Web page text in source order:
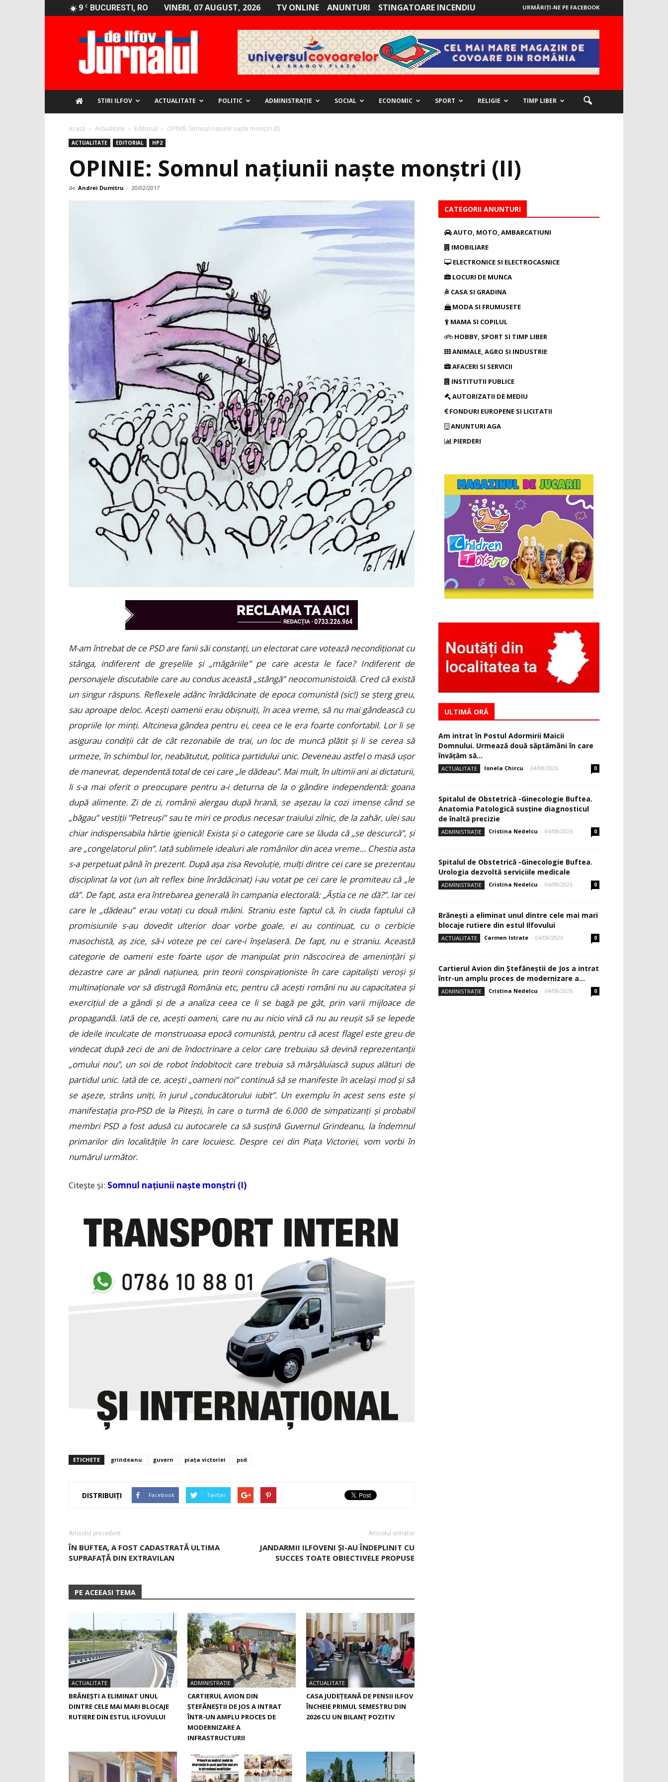
9 C BUCURESTI, RO VINERI, 07 AUGUST, 2026 TV ONLINE ANUNTURI STINGATOARE INCENDIU URMĂRIȚI-NE PE FACEBOOK
STIRI ILFOV ACTUALITATE POLITIC ADMINISTRAȚIE SOCIAL ECONOMIC SPORT RELIGIE TIMP LIBER
Acasă Actualitate Editorial OPINIE: Somnul națiunii naște monștri (II)
ACTUALITATE EDITORIAL HP2
OPINIE: Somnul națiunii naște monștri (II)
de Andrei Dumitru - 20/02/2017
M-am întrebat de ce PSD are fanii săi constanți, un electorat care votează necondiționat cu
stânga, indiferent de greșelile și „măgăriile” pe care acesta le face? Indiferent de
personajele discutabile care au condus această „stângă” neocomunistoidă. Cred că există
un singur răspuns. Reflexele adânc înrădăcinate de epoca comunistă (sic!) se șterg greu,
sau aproape deloc. Acești oamenii erau obișnuiți, în acea vreme, să nu mai gândească cu
propriile lor minți. Altcineva gândea pentru ei, ceea ce le era foarte confortabil. Lor li se
asigurau condiții cât de cât rezonabile de trai, un loc de muncă plătit și li se cerea să
urmeze, în schimbul lor, neabătutut, politica partidului unic. Deveneau astfel o masă ușor
de manevrat, dependentă total de cei care „le dădeau”. Mai mult, în ultimii ani ai dictaturii,
li s-a mai oferit o preocupare pentru a-i deturna de la o gândire independentă: goana
după alimente. Zi de zi, românii alergau după hrană, se așezau la cozi imense când se
„băgau” vestiții ”Petreuși” sau te miri ce produs necesar traiului zilnic, de la zahăr, ulei sau
chiar indispensabila hârtie igienică! Exista și o categorie care se lăuda că „se descurcă”, și
are „congelatorul plin”. Iată sublimele idealuri ale românilor din acea vreme… Chestia asta
s-a perpetuat până în prezent. După așa zisa Revoluție, mulți dintre cei care se prezentau
disciplinat la vot (un alt reflex bine înrădăcinat) i-au votat pe cei care le promiteau că „le
dă”. De fapt, asta era întrebarea generală în campania electorală: „Ăștia ce ne dă?”. Iar cei
care le „dădeau” erau votați cu două mâini. Straniu este faptul că, în ciuda faptului că
promisiunile s-au dovedit ulterior doar vorbe goale, ei au continuat, cu o cerbicie
masochistă, aș zice, să-i voteze pe cei care-i înșelaseră. De fapt, nu e straniu. Această
categorie de oameni este foarte ușor de manipulat prin născocirea de amenințări și
dezastre care ar pândi națiunea, prin teorii conspiraționiste în care capitaliști veroși și
multinaționale vor să distrugă România etc, pentru că acești români nu au capacitatea și
exercițiul de a gândi și de a analiza ceea ce li se bagă pe gât, prin varii mijloace de
propagandă. Iată de ce, acești oameni, care nu au nicio vină că nu au reușit să se lepede
de ideile inculcate de monstruoasa epocă comunistă, pentru că acest flagel este greu de
vindecat după zeci de ani de îndoctrinare a celor care trebuiau să devină reprezentanții
„omului nou”, un soi de robot îndobitocit care trebuia să mărșăluiască supus alături de
partidul unic. Iată de ce, acești „oameni noi” continuă să se manifeste în același mod și să
se așeze, strâns uniți, în jurul „conducătorului iubit”. Un exemplu în acest sens este și
manifestația pro-PSD de la Pitești, în care o turmă de 6.000 de simpatizanți și probabil
membri PSD a fost adusă cu autocarele ca să susțină Guvernul Grindeanu, la îndemnul
primarilor din localitățile în care locuiesc. Despre cei din Piața Victoriei, vom vorbi în
numărul următor.
Citește și: Somnul națiunii naște monștri (I)
ETICHETE grindeanu guvern piața victoriei psd
DISTRIBUIȚI Facebook Twitter
Articolul precedent
ÎN BUFTEA, A FOST CADASTRATĂ ULTIMA
SUPRAFAȚĂ DIN EXTRAVILAN
Articolul următor
JANDARMII ILFOVENI ŞI-AU ÎNDEPLINIT CU
SUCCES TOATE OBIECTIVELE PROPUSE
PE ACEEASI TEMA
ACTUALITATE
BRĂNEȘTI A ELIMINAT UNUL
DINTRE CELE MAI MARI BLOCAJE
RUTIERE DIN ESTUL ILFOVULUI
ADMINISTRAȚIE
CARTIERUL AVION DIN
ŞTEFĂNEŞTII DE JOS A INTRAT
ÎNTR-UN AMPLU PROCES DE
MODERNIZARE A
INFRASTRUCTURII
ACTUALITATE
CASA JUDEŢEANĂ DE PENSII ILFOV
ÎNCHEIE PRIMUL SEMESTRU DIN
2026 CU UN BILANŢ POZITIV
CATEGORII ANUNTURI
AUTO, MOTO, AMBARCATIUNI
IMOBILIARE
ELECTRONICE SI ELECTROCASNICE
LOCURI DE MUNCA
CASA SI GRADINA
MODA SI FRUMUSETE
MAMA SI COPILUL
HOBBY, SPORT SI TIMP LIBER
ANIMALE, AGRO SI INDUSTRIE
AFACERI SI SERVICII
INSTITUTII PUBLICE
AUTORIZATII DE MEDIU
FONDURI EUROPENE SI LICITATII
ANUNTURI AGA
PIERDERI
ULTIMĂ ORĂ
Am intrat în Postul Adormirii Maicii
Domnului. Urmează două săptămâni în care
învăţăm să...
ACTUALITATE Ionela Chircu - 04/08/2026 0
Spitalul de Obstetrică -Ginecologie Buftea.
Anatomia Patologică susţine diagnosticul
de înaltă precizie
ADMINISTRAȚIE Cristina Nedelcu - 04/08/2026 0
Spitalul de Obstetrică -Ginecologie Buftea.
Urologia dezvoltă serviciile medicale
ADMINISTRAȚIE Cristina Nedelcu - 04/08/2026 0
Brănești a eliminat unul dintre cele mai mari
blocaje rutiere din estul Ilfovului
ACTUALITATE Carmen Istrate - 04/08/2026 0
Cartierul Avion din Ştefăneştii de Jos a intrat
într-un amplu proces de modernizare a...
ADMINISTRAȚIE Cristina Nedelcu - 04/08/2026 0